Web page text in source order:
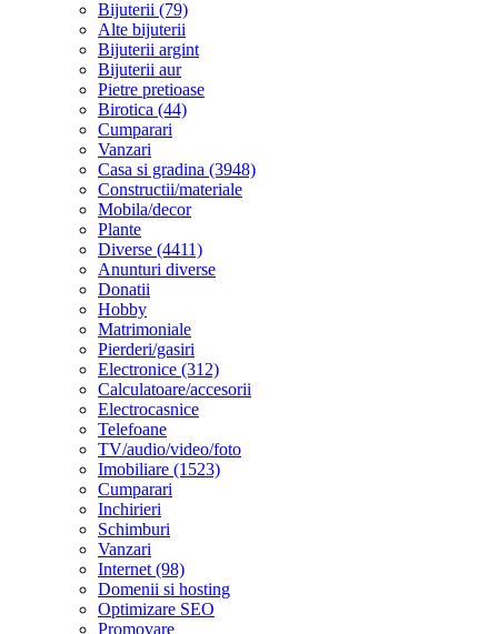
Bijuterii (79)
Alte bijuterii
Bijuterii argint
Bijuterii aur
Pietre pretioase
Birotica (44)
Cumparari
Vanzari
Casa si gradina (3948)
Constructii/materiale
Mobila/decor
Plante
Diverse (4411)
Anunturi diverse
Donatii
Hobby
Matrimoniale
Pierderi/gasiri
Electronice (312)
Calculatoare/accesorii
Electrocasnice
Telefoane
TV/audio/video/foto
Imobiliare (1523)
Cumparari
Inchirieri
Schimburi
Vanzari
Internet (98)
Domenii si hosting
Optimizare SEO
Promovare